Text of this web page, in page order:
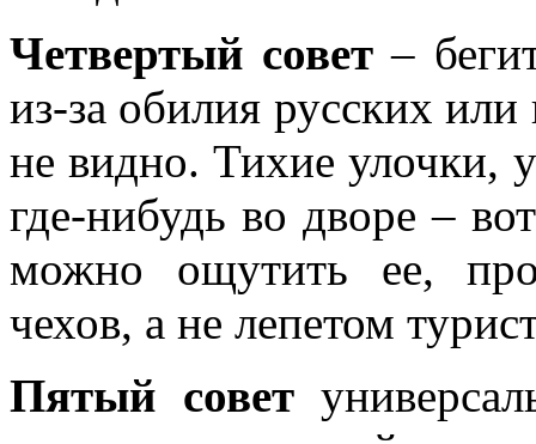
Четвертый совет–
из-за обилия русских
не видно. Тихие улочки,
где-нибудь во дворе –
можно ощутить ее,
чехов, а не лепетом
Пятый совет